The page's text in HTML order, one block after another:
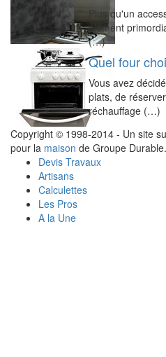
Plus qu'un
élément
(…)
Quel four
Vous avez
plats, de
réchauffage (…)
Copyright © 1998-2014 - Un site
pour la maison de Groupe
Devis Travaux
Artisans
Calculettes
Les Pros
A la Une